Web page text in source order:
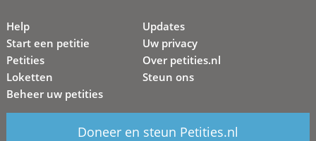
Help
Start een petitie
Petities
Loketten
Beheer uw petities
Updates
Uw privacy
Over petities.nl
Steun ons
Doneer en steun Petities.nl